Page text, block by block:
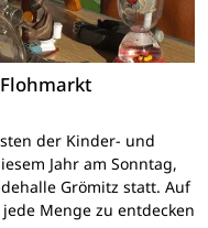
der Kinder- und
Jahr am Sonntag,
Grömitz statt. Auf
Menge zu entdecken